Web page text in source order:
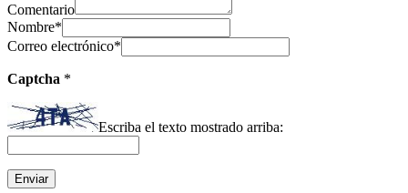
Comentario
Nombre*
Correo electrónico*
Captcha *
Escriba el texto mostrado arriba: